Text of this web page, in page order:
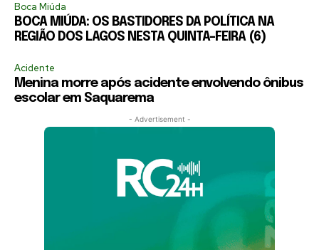
Boca Miúda
BOCA MIÚDA: OS BASTIDORES DA POLÍTICA NA
REGIÃO DOS LAGOS NESTA QUINTA-FEIRA (6)
Acidente
Menina morre após acidente envolvendo ônibus
escolar em Saquarema
- Advertisement -